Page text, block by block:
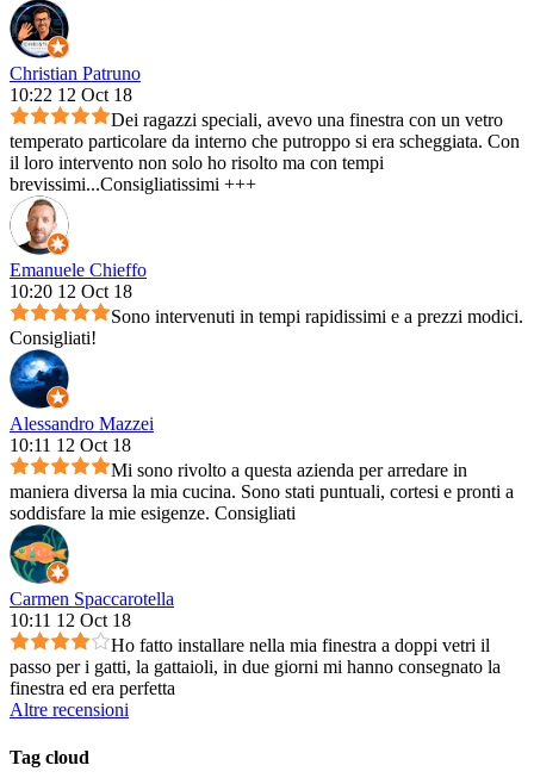
Christian Patruno
10:22 12 Oct 18
Dei ragazzi speciali, avevo una finestra con un vetro
temperato particolare da interno che putroppo si era scheggiata. Con
il loro intervento non solo ho risolto ma con tempi
brevissimi...Consigliatissimi +++
Emanuele Chieffo
10:20 12 Oct 18
Sono intervenuti in tempi rapidissimi e a prezzi modici.
Consigliati!
Alessandro Mazzei
10:11 12 Oct 18
Mi sono rivolto a questa azienda per arredare in
maniera diversa la mia cucina. Sono stati puntuali, cortesi e pronti a
soddisfare la mie esigenze. Consigliati
Carmen Spaccarotella
10:11 12 Oct 18
Ho fatto installare nella mia finestra a doppi vetri il
passo per i gatti, la gattaioli, in due giorni mi hanno consegnato la
finestra ed era perfetta
Altre recensioni
Tag cloud